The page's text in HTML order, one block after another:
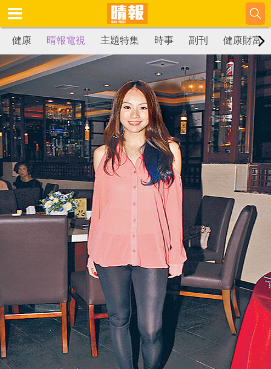
健康 晴報電視 主題特集 時事 副刊 健康財富